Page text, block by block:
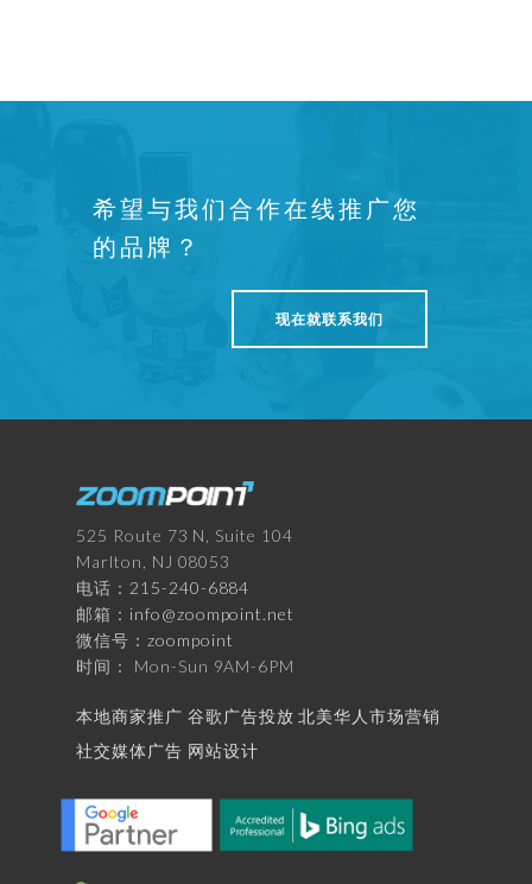
希望与我们合作在线推广您
的品牌？
现在就联系我们
525 Route 73 N, Suite 104
Marlton, NJ 08053
电话： 215-240-6884
邮箱： info@zoompoint.net
微信号： zoompoint
时间： Mon-Sun 9AM-6PM
本地商家推广 谷歌广告投放 北美华人市场营销
社交媒体广告 网站设计